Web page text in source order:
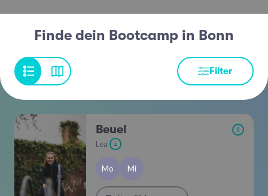
Finde dein Bootcamp in Bonn
Filter
Beuel i
Lea i
Mo Mi